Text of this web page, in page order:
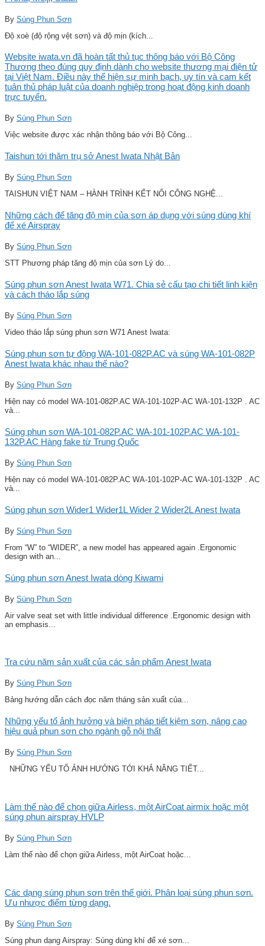
By Súng Phun Sơn
Độ xoè (độ rộng vệt sơn) và độ mịn (kích...
Website iwata.vn đã hoàn tất thủ tục thông báo với Bộ Công
Thương theo đúng quy định dành cho website thương mại điện tử
tại Việt Nam. Điều này thể hiện sự minh bạch, uy tín và cam kết
tuân thủ pháp luật của doanh nghiệp trong hoạt động kinh doanh
trực tuyến.
By Súng Phun Sơn
Việc website được xác nhận thông báo với Bộ Công...
Taishun tới thăm trụ sở Anest Iwata Nhật Bản
By Súng Phun Sơn
TAISHUN VIỆT NAM – HÀNH TRÌNH KẾT NỐI CÔNG NGHỆ...
Những cách để tăng độ mịn của sơn áp dụng với súng dùng khí
để xé Airspray
By Súng Phun Sơn
STT Phương pháp tăng độ mịn của sơn Lý do...
Súng phun sơn Anest Iwata W71. Chia sẻ cấu tạo chi tiết linh kiện
và cách tháo lắp súng
By Súng Phun Sơn
Video tháo lắp súng phun sơn W71 Anest Iwata:
Súng phun sơn tự động WA-101-082P.AC và súng WA-101-082P
Anest Iwata khác nhau thế nào?
By Súng Phun Sơn
Hiện nay có model WA-101-082P.AC WA-101-102P-AC WA-101-132P . AC
và...
Súng phun sơn WA-101-082P.AC WA-101-102P.AC WA-101-
132P.AC Hàng fake từ Trung Quốc
By Súng Phun Sơn
Hiện nay có model WA-101-082P.AC WA-101-102P-AC WA-101-132P . AC
và...
Súng phun sơn Wider1 Wider1L Wider 2 Wider2L Anest Iwata
By Súng Phun Sơn
From “W” to “WIDER”, a new model has appeared again .Ergonomic
design with an...
Súng phun sơn Anest Iwata dòng Kiwami
By Súng Phun Sơn
Air valve seat set with little individual difference .Ergonomic design with
an emphasis...
Tra cứu năm sản xuất của các sản phẩm Anest Iwata
By Súng Phun Sơn
Bảng hướng dẫn cách đọc năm tháng sản xuất của...
Những yếu tố ảnh hưởng và biện pháp tiết kiệm sơn, nâng cao
hiệu quả phun sơn cho ngành gỗ nội thất
By Súng Phun Sơn
NHỮNG YẾU TỐ ẢNH HƯỞNG TỚI KHẢ NĂNG TIẾT...
Làm thế nào để chọn giữa Airless, một AirCoat airmix hoặc một
súng phun airspray HVLP
By Súng Phun Sơn
Làm thế nào để chọn giữa Airless, một AirCoat hoặc...
Các dạng súng phun sơn trên thế giới. Phân loại súng phun sơn.
Ưu nhược điểm từng dạng.
By Súng Phun Sơn
Súng phun dạng Airspray: Súng dùng khí để xé sơn...